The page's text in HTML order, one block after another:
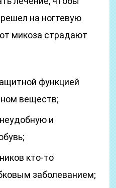
на ногтевую
микоза страдают
функцией
веществ;
и
кто-то
заболеванием;